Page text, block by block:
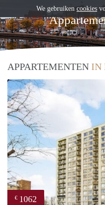
APPARTEMENTEN IN
€ 1062
We gebruiken cookies